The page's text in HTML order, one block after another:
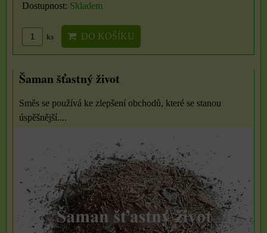
Dostupnost: Skladem
ks DO KOŠÍKU
Šaman šťastný život
Směs se používá ke zlepšení obchodů, které se stanou
úspěšnější....